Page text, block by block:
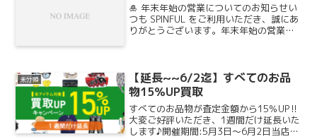
🎍 年末年始の営業についてのお知らせい
つも SPINFUL をご利用いただき、誠にあ
りがとうございます。年末年始の営業ス
催）...
未分類
【延長~~6/2迄】すべてのお品
物15％UP買取
すべてのお品物が査定金額から15％UP‼
大変ご好評いただき、1週間だけ延長いた
します♪開催期間:5月3日～6月2日当店で